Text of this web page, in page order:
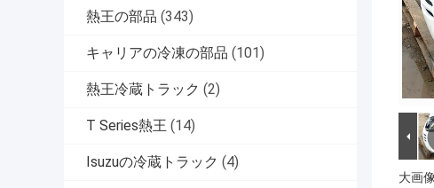
熱王の部品 (343)
キャリアの冷凍の部品 (101)
熱王冷蔵トラック (2)
T Series熱王 (14)
Isuzuの冷蔵トラック (4)
大画